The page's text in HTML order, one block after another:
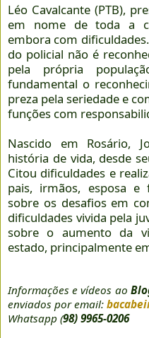
Léo Cavalcante (PTB),
em nome de toda a
embora com
do policial não é
pela própria
fundamental o
preza pela seriedade e
funções com
Nascido em Rosário,
história de vida, desde
Citou dificuldades e
pais, irmãos, esposa
sobre os desafios em
dificuldades vivida pela
sobre o aumento da
estado, principalmente
Informações e vídeos ao
enviados por email:
Whatsapp (98) 9965-0206